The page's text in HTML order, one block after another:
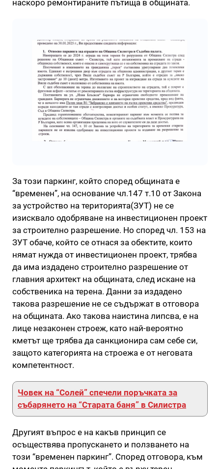
наскоро ремонтираните пътища в общината.
За този паркинг, който според общината е
“временен”, на основание чл.147 т.10 от Закона
за устройство на територията(ЗУТ) не се
изисквало одобряване на инвестиционен проект
за строително разрешение. Но според чл. 153 на
ЗУТ обаче, който се отнася за обектите, които
нямат нужда от инвестиционен проект, трябва
да има издадено строително разрешение от
главния архитект на общината, след искане на
собственика на терена. Данни за издадено
такова разрешение не се съдържат в отговора
на общината. Ако такова наистина липсва, е на
лице незаконен строеж, като най-вероятно
кметът ще трябва да санкционира сам себе си,
защото категорията на строежа е от неговата
компетентност.
Човек на “Солей” спечели поръчката за
събарянето на “Старата баня” в Силистра
Другият въпрос е на какъв принцип се
осъществява пропускането и ползването на
този “временен паркинг”. Според отговора, към